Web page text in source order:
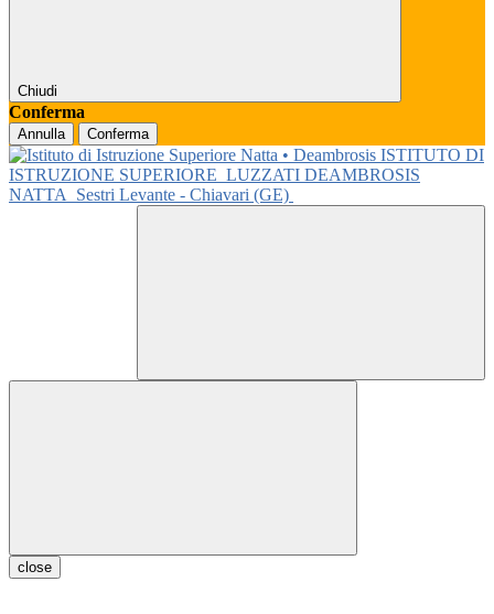
Chiudi
Conferma
Annulla Conferma
ISTITUTO DI
ISTRUZIONE SUPERIORE LUZZATI DEAMBROSIS
NATTA
Sestri Levante - Chiavari (GE)
close